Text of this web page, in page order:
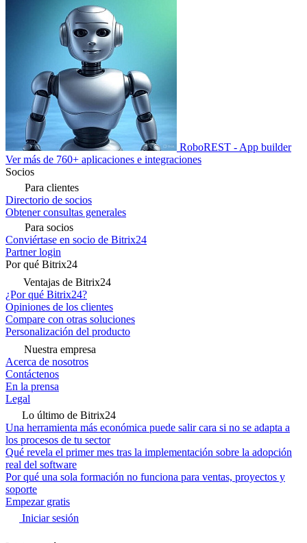
RoboREST - App builder
Ver más de 760+ aplicaciones e integraciones
Socios
Para clientes
Directorio de socios
Obtener consultas generales
Para socios
Conviértase en socio de Bitrix24
Partner login
Por qué Bitrix24
Ventajas de Bitrix24
¿Por qué Bitrix24?
Opiniones de los clientes
Compare con otras soluciones
Personalización del producto
Nuestra empresa
Acerca de nosotros
Contáctenos
En la prensa
Legal
Lo último de Bitrix24
Una herramienta más económica puede salir cara si no se adapta a
los procesos de tu sector
Qué revela el primer mes tras la implementación sobre la adopción
real del software
Por qué una sola formación no funciona para ventas, proyectos y
soporte
Empezar gratis
Iniciar sesión